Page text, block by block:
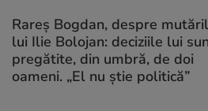
Rareș Bogdan, despre
lui Ilie Bolojan: deciziile lui
pregătite, din umbră, de doi
oameni. „El nu știe politică”